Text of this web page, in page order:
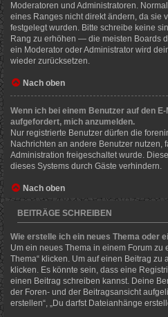
Moderatoren und Administratoren.
eines Ranges nicht direkt ändern, da sie
festgelegt wurden. Bitte schreibe keine
Rang zu erhöhen — die meisten Boards
ein Moderator oder Administrator wird
wieder zurücksetzen.
Nach oben
Wenn ich bei einem Benutzer auf den
aufgefordert, mich anzumelden.
Nur registrierte Benutzer dürfen die
Nachrichten an andere Benutzer nutzen,
Administration freigeschaltet wurde.
dieses Systems durch Gäste verhindern.
Nach oben
BEITRÄGE SCHREIBEN
Wie erstelle ich ein neues Thema oder
Um ein neues Thema in einem Forum zu
Thema“ klicken. Um auf einen Beitrag zu
klicken. Es könnte sein, dass eine
einen Beitrag schreiben kannst. Deine
der Foren- und der Beitragsansicht
erstellen“, „Du darfst Dateianhänge